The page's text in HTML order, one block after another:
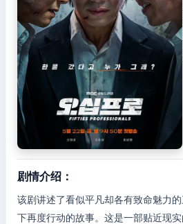
剧情介绍：
该剧讲述了看似平凡却各有致命魅力
下再度行动的故事。这是一部贴近现